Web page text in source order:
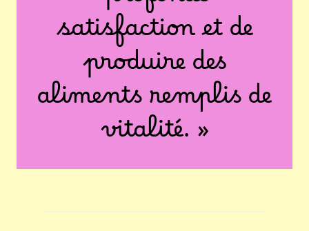
satisfaction et de
produire des
aliments remplis de
vitalité. »